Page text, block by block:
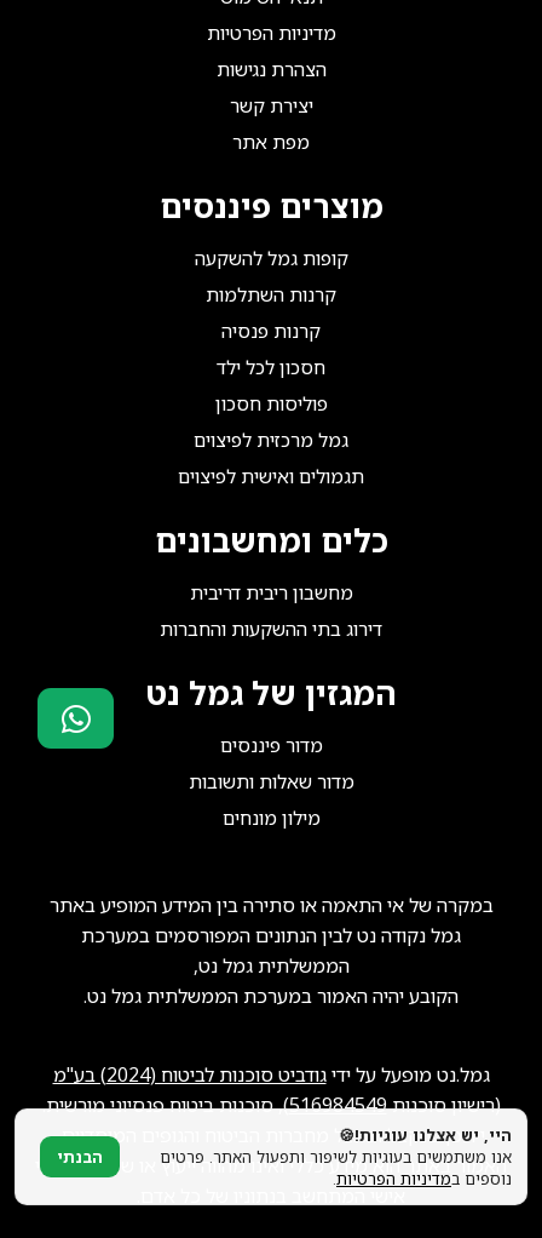
מדיניות הפרטיות
הצהרת נגישות
יצירת קשר
מפת אתר
מוצרים פיננסים
קופות גמל להשקעה
קרנות השתלמות
קרנות פנסיה
חסכון לכל ילד
פוליסות חסכון
גמל מרכזית לפיצוים
תגמולים ואישית לפיצוים
כלים ומחשבונים
מחשבון ריבית דריבית
דירוג בתי ההשקעות והחברות
המגזין של גמל נט
מדור פיננסים
מדור שאלות ותשובות
מילון מונחים
במקרה של אי התאמה או סתירה בין המידע המופיע באתר
גמל נקודה נט לבין הנתונים המפורסמים במערכת
הממשלתית גמל נט,
הקובע יהיה האמור במערכת הממשלתית גמל נט.
גמל.נט מופעל על ידיגודביט סוכנות לביטוח (2024) בע"מ
(רישיון סוכנות516984549), סוכנות ביטוח פנסיוני מורשית.
ייתכן שנקבל תגמול מחברות הביטוח והגופים המוסדיים.
האמור באתר הוא מידע כללי ואינו מהווה ייעוץ או שיווק פנסיוני
אישי המתחשב בנתוניו של כל אדם.
היי, יש אצלנו עוגיות!🍪
אנו משתמשים בעוגיות לשיפור ותפעול האתר. פרטים
נוספים במדיניות הפרטיות.
הבנתי